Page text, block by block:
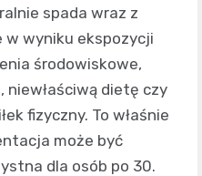
spada wraz z
w wyniku ekspozycji
środowiskowe,
niewłaściwą dietę czy
fizyczny. To właśnie
może być
dla osób po 30.